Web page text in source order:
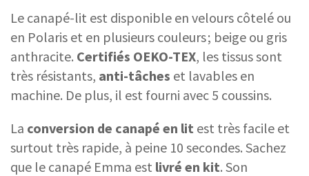
Le canapé-lit est disponible en velours côtelé ou
en Polaris et en plusieurs couleurs ; beige ou gris
anthracite. Certifiés OEKO-TEX, les tissus sont
très résistants, anti-tâches et lavables en
machine. De plus, il est fourni avec 5 coussins.
La conversion de canapé en lit est très facile et
surtout très rapide, à peine 10 secondes. Sachez
que le canapé Emma est livré en kit. Son